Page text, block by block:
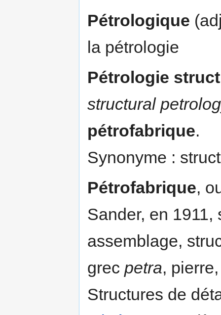
Pétrologique
la pétrologie
Pétrologie
structural
pétrofabrique.
Synonyme :
Pétrofabrique,
Sander, en
assemblage,
grec petra,
Structures de